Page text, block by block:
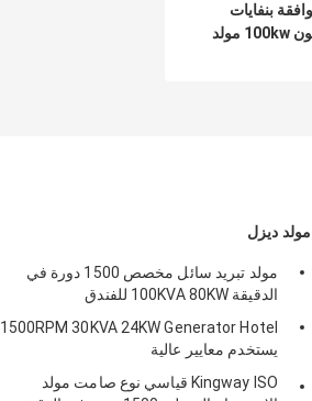
بنفايات
الكمون 100kw مولد
مولد ديزل
مولد تبريد سائل مخصص 1500 دورة في
الدقيقة 100KVA 80KW للفندق
1500RPM 30KVA 24KW Generator Hotel
يستخدم معايير عالية
Kingway ISO قياسي نوع صامت مولد